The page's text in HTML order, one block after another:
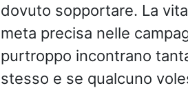
dovuto sopportare. La
meta precisa nelle
purtroppo incontrano
stesso e se qualcuno